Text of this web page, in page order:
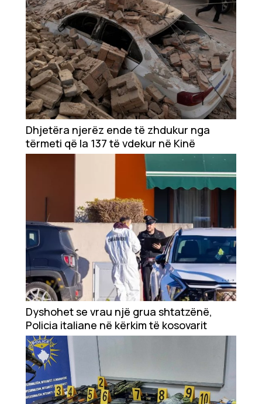
Dhjetëra njerëz ende të zhdukur nga
tërmeti që la 137 të vdekur në Kinë
Dyshohet se vrau një grua shtatzënë,
Policia italiane në kërkim të kosovarit